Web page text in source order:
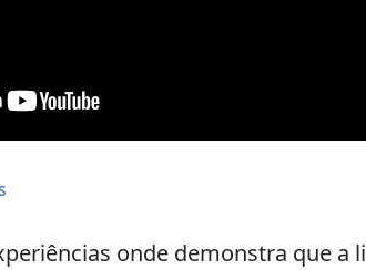
onde demonstra que a